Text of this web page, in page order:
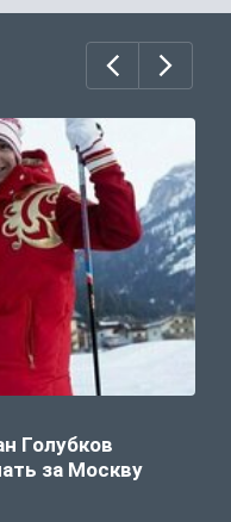
Голубков
за Москву